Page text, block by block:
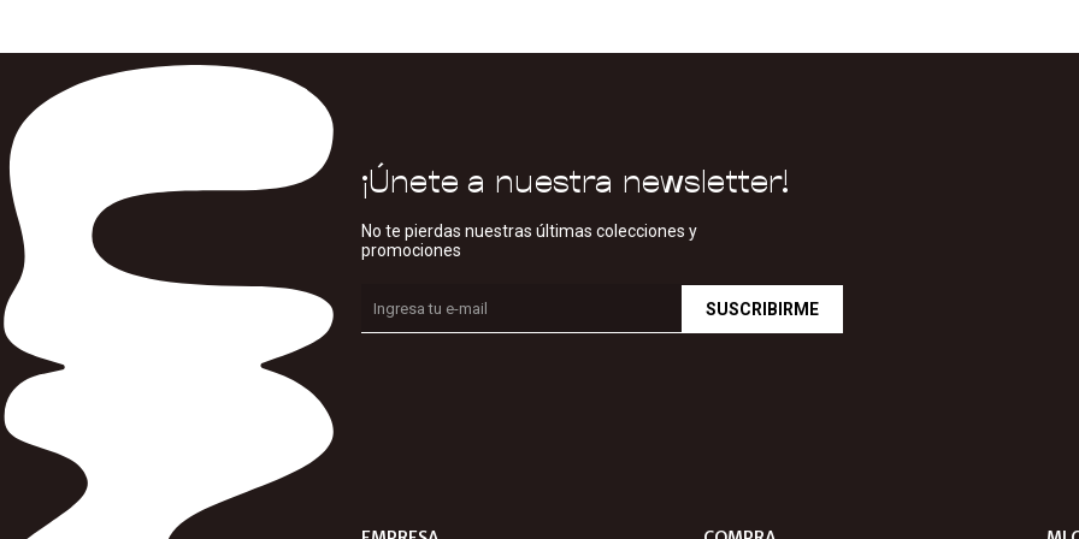
¡Únete a nuestra newsletter!
No te pierdas nuestras últimas colecciones y
promociones
SUSCRIBIRME